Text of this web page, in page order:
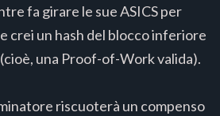
fa girare le sue ASICS per
crei un hash del blocco inferiore
una Proof-of-Work valida).
riscuoterà un compenso